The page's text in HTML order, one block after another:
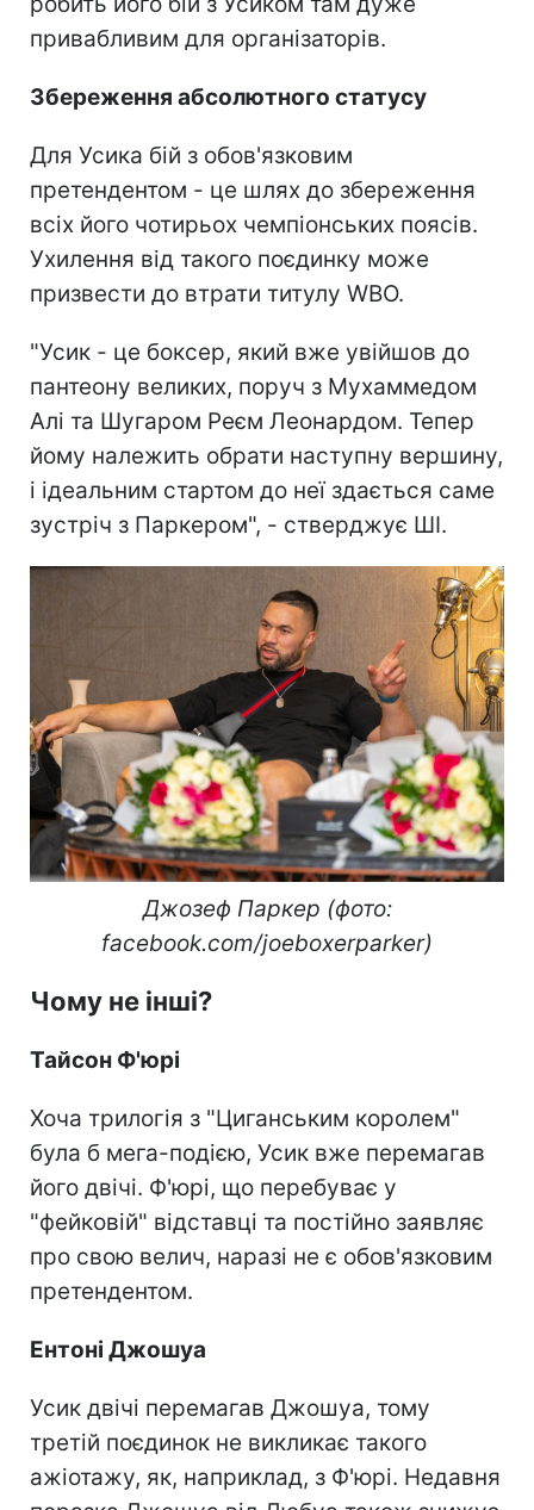
привабливим для організаторів.
Збереження абсолютного статусу
Для Усика бій з обов'язковим
претендентом - це шлях до збереження
всіх його чотирьох чемпіонських поясів.
Ухилення від такого поєдинку може
призвести до втрати титулу WBO.
"Усик - це боксер, який вже увійшов до
пантеону великих, поруч з Мухаммедом
Алі та Шугаром Реєм Леонардом. Тепер
йому належить обрати наступну вершину,
і ідеальним стартом до неї здається саме
зустріч з Паркером", - стверджує ШІ.
Джозеф Паркер (фото:
facebook.com/joeboxerparker)
Чому не інші?
Тайсон Ф'юрі
Хоча трилогія з "Циганським королем"
була б мега-подією, Усик вже перемагав
його двічі. Ф'юрі, що перебуває у
"фейковій" відставці та постійно заявляє
про свою велич, наразі не є обов'язковим
претендентом.
Ентоні Джошуа
Усик двічі перемагав Джошуа, тому
третій поєдинок не викликає такого
ажіотажу, як, наприклад, з Ф'юрі. Недавня